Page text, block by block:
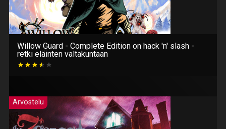
Willow Guard - Complete Edition on hack 'n' slash -
retki eläinten valtakuntaan
Arvostelu